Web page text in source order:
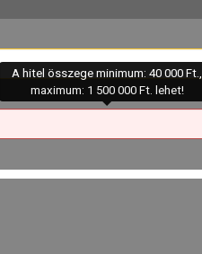
A hitel összege minimum: 40 000 Ft.,
maximum: 1 500 000 Ft. lehet!